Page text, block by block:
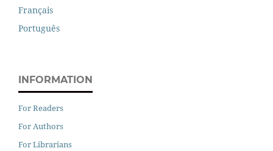
Français
Português
INFORMATION
For Readers
For Authors
For Librarians